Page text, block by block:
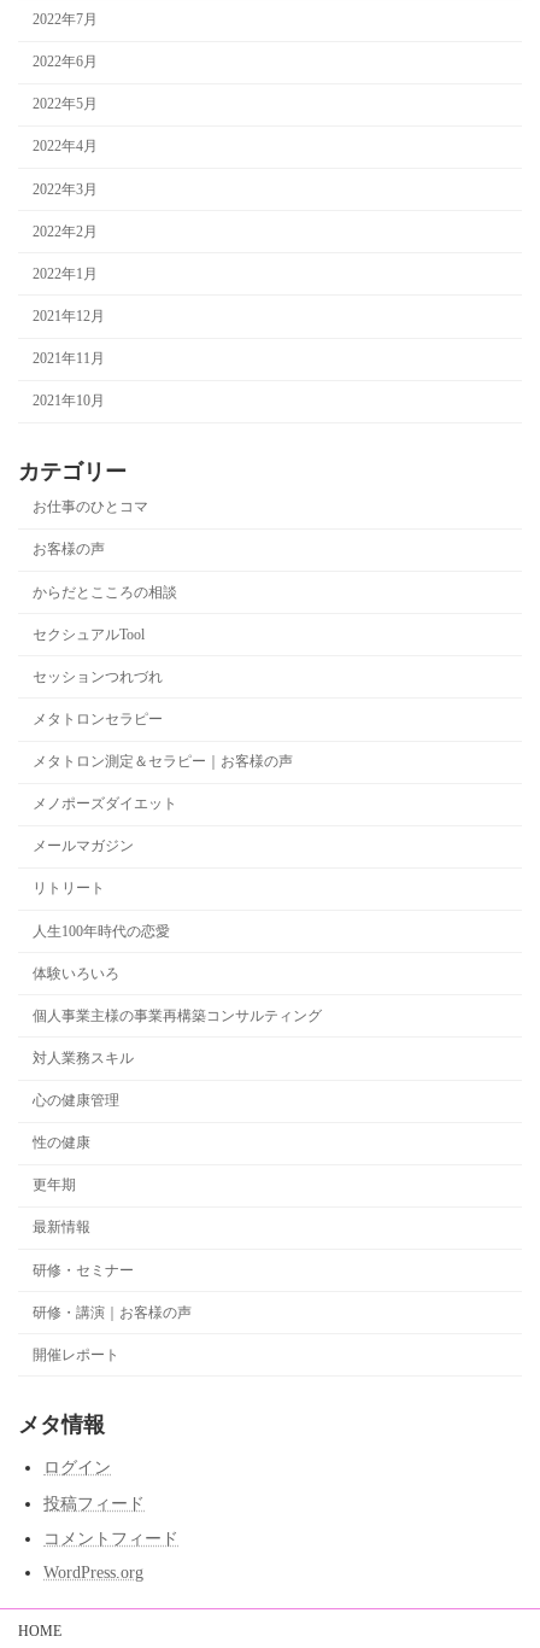
2022年7月
2022年6月
2022年5月
2022年4月
2022年3月
2022年2月
2022年1月
2021年12月
2021年11月
2021年10月
カテゴリー
お仕事のひとコマ
お客様の声
からだとこころの相談
セクシュアルTool
セッションつれづれ
メタトロンセラピー
メタトロン測定＆セラピー｜お客様の声
メノポーズダイエット
メールマガジン
リトリート
人生100年時代の恋愛
体験いろいろ
個人事業主様の事業再構築コンサルティング
対人業務スキル
心の健康管理
性の健康
更年期
最新情報
研修・セミナー
研修・講演｜お客様の声
開催レポート
メタ情報
ログイン
投稿フィード
コメントフィード
WordPress.org
HOME